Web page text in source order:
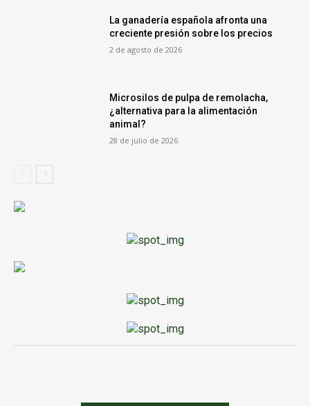
La ganadería española afronta una
creciente presión sobre los precios
2 de agosto de 2026
Microsilos de pulpa de remolacha,
¿alternativa para la alimentación
animal?
28 de julio de 2026